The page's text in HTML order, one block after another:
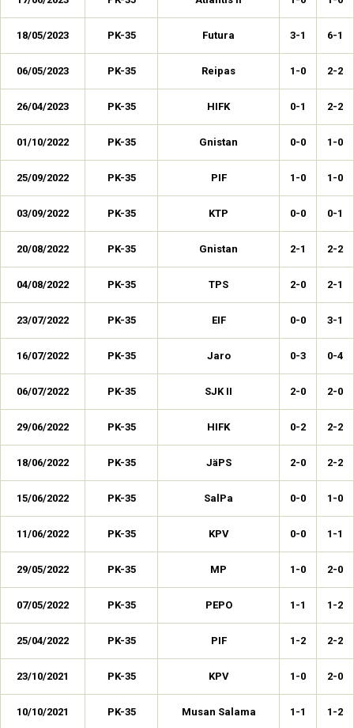
18/05/2023 PK-35 Futura 3-1 6-1
06/05/2023 PK-35 Reipas 1-0 2-2
26/04/2023 PK-35 HIFK 0-1 2-2
01/10/2022 PK-35 Gnistan 0-0 1-0
25/09/2022 PK-35 PIF 1-0 1-0
03/09/2022 PK-35 KTP 0-0 0-1
20/08/2022 PK-35 Gnistan 2-1 2-2
04/08/2022 PK-35 TPS 2-0 2-1
23/07/2022 PK-35 EIF 0-0 3-1
16/07/2022 PK-35 Jaro 0-3 0-4
06/07/2022 PK-35 SJK II 2-0 2-0
29/06/2022 PK-35 HIFK 0-2 2-2
18/06/2022 PK-35 JäPS 2-0 2-2
15/06/2022 PK-35 SalPa 0-0 1-0
11/06/2022 PK-35 KPV 0-0 1-1
29/05/2022 PK-35 MP 1-0 2-0
07/05/2022 PK-35 PEPO 1-1 1-2
25/04/2022 PK-35 PIF 1-2 2-2
23/10/2021 PK-35 KPV 1-0 2-0
10/10/2021 PK-35 Musan Salama 1-1 1-2